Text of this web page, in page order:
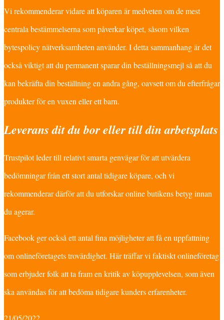
Vi rekommenderar vidare att köparen är medveten om de mest
centrala bestämmelserna som påverkar köpet, såsom vilken
bytespolicy nätverksamheten använder. I detta sammanhang är det
också viktigt att du permanent sparar din beställningsmejl så att du
kan bekräfta din beställning en andra gång, oavsett om du efterfrågar
produkter för en vuxen eller ett barn.
Leverans dit du bor eller till din arbetsplats
Trustpilot leder till relativt smarta genvägar för att utvärdera
bedömningar från ett stort antal tidigare köpare, och vi
rekommenderar därför att du utforskar online butikens betyg innan
du agerar.
Facebook ger också ett antal fina möjligheter att få en uppfattning
om onlineföretagets trovärdighet. Här träffar vi faktiskt onlineföretag
som erbjuder folk att ta fram en kritik av köpupplevelsen, som även
ska användas för att bedöma tidigare kunders erfarenheter.
21/05/2022